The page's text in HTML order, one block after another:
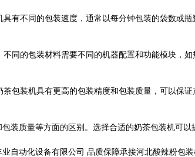
不同的包装速度，通常以每分钟包装的袋数或瓶
的包装材料需要不同的机器配置和功能模块，如
装机具有更高的包装精度和包装质量，可以保证
质量等方面的区别。选择合适的奶茶包装机可
动化设备有限公司 品质保障承接河北酸辣粉包